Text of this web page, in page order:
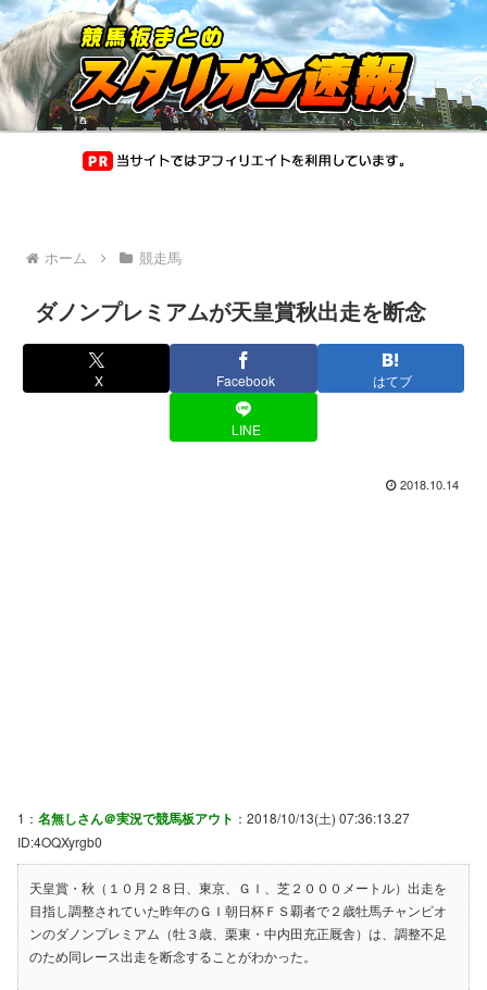
ホーム 競走馬
ダノンプレミアムが天皇賞秋出走を断念
X Facebook はてブ
LINE
2018.10.14
1： 名無しさん＠実況で競馬板アウト ：2018/10/13(土) 07:36:13.27
ID:4OQXyrgb0
天皇賞・秋（１０月２８日、東京、ＧＩ、芝２０００メートル）出走を
目指し調整されていた昨年のＧＩ朝日杯ＦＳ覇者で２歳牡馬チャンピオ
ンのダノンプレミアム（牡３歳、栗東・中内田充正厩舎）は、調整不足
のため同レース出走を断念することがわかった。